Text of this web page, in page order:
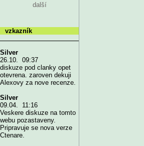
další
vzkazník
Silver
26.10. 09:37
diskuze pod clanky opet
otevrena. zaroven dekuji
Alexovy za nove recenze.
Silver
09.04. 11:16
Veskere diskuze na tomto
webu pozastaveny.
Pripravuje se nova verze
Ctenare.